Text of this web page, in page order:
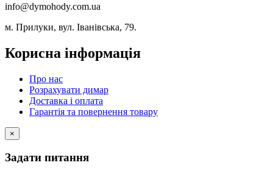
info@dymohody.com.ua
м. Прилуки, вул. Іванівська, 79.
Корисна інформація
Про нас
Розрахувати димар
Доставка і оплата
Гарантія та повернення товару
×
Задати питання